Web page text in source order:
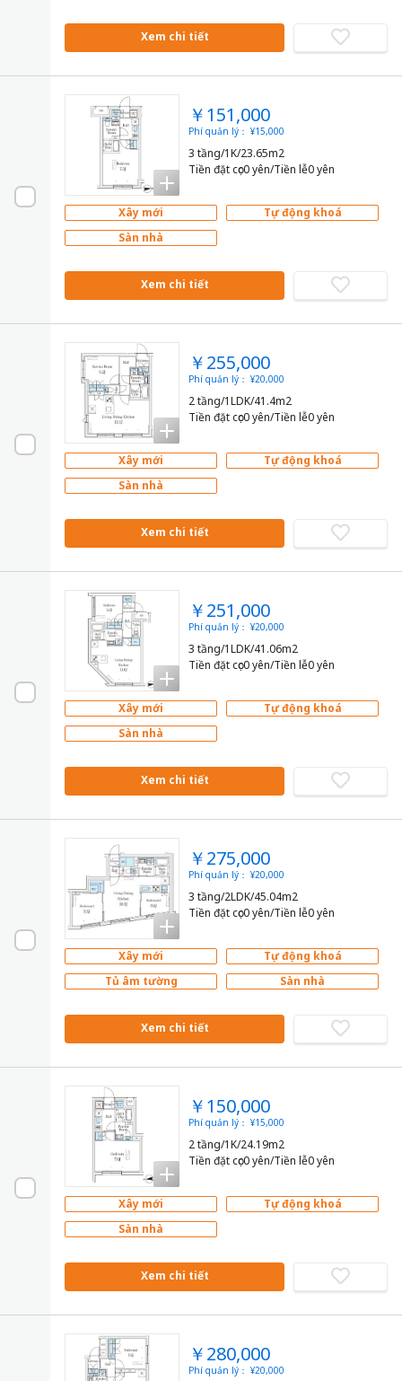
Xem chi tiết
￥151,000
Phí quản lý： ¥15,000
3 tầng/1K/23.65m2
Tiền đặt cọc0 yên/Tiền lễ0 yên
Xây mới
Tự động khoá
Sàn nhà
Xem chi tiết
￥255,000
Phí quản lý： ¥20,000
2 tầng/1LDK/41.4m2
Tiền đặt cọc0 yên/Tiền lễ0 yên
Xây mới
Tự động khoá
Sàn nhà
Xem chi tiết
￥251,000
Phí quản lý： ¥20,000
3 tầng/1LDK/41.06m2
Tiền đặt cọc0 yên/Tiền lễ0 yên
Xây mới
Tự động khoá
Sàn nhà
Xem chi tiết
￥275,000
Phí quản lý： ¥20,000
3 tầng/2LDK/45.04m2
Tiền đặt cọc0 yên/Tiền lễ0 yên
Xây mới
Tự động khoá
Tủ âm tường
Sàn nhà
Xem chi tiết
￥150,000
Phí quản lý： ¥15,000
2 tầng/1K/24.19m2
Tiền đặt cọc0 yên/Tiền lễ0 yên
Xây mới
Tự động khoá
Sàn nhà
Xem chi tiết
￥280,000
Phí quản lý： ¥20,000